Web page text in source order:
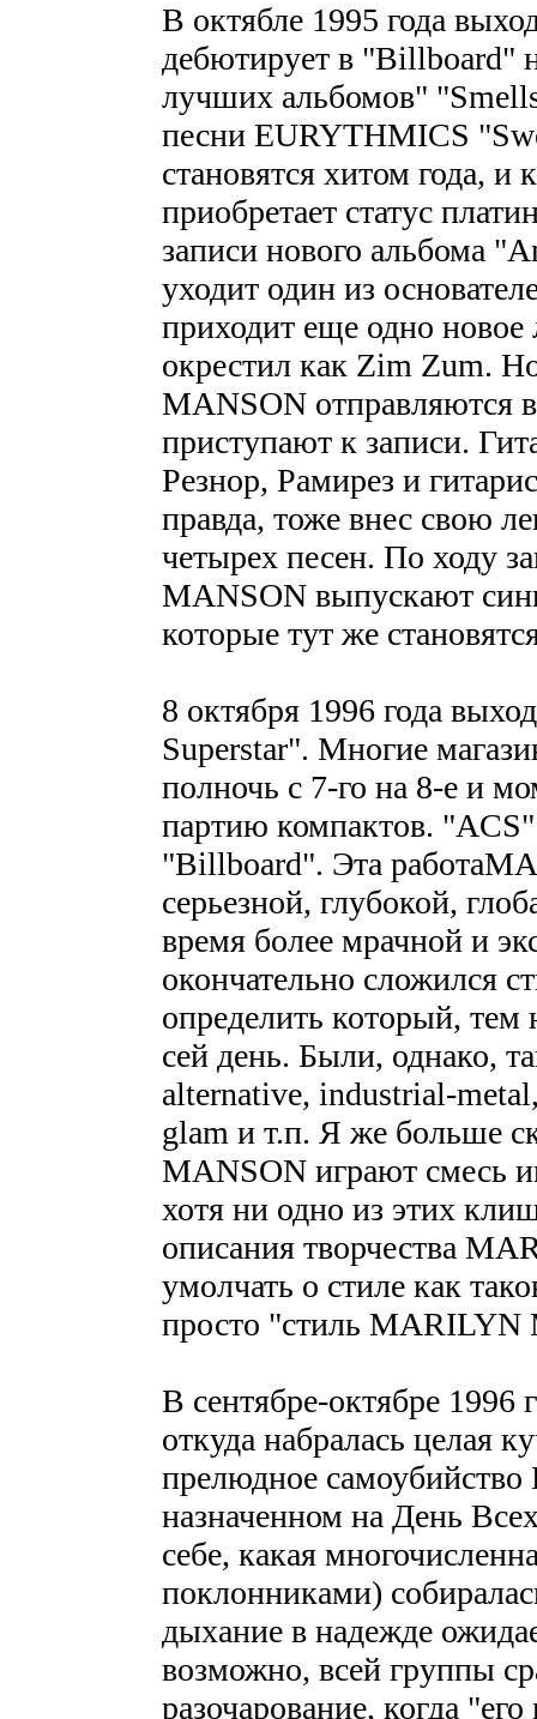
В октябле 1995 года
дебютирует в "Billboard"
лучших альбомов"
песни EURYTHMICS
становятся хитом года, и
приобретает статус
записи нового альбома
уходит один из
приходит еще одно новое
окрестил как Zim Zum.
MANSON отправляются
приступают к записи.
Резнор, Рамирез и
правда, тоже внес свою
четырех песен. По ходу
MANSON выпускают
которые тут же
8 октября 1996 года
Superstar". Многие
полночь с 7-го на 8-е и
партию компактов.
"Billboard". Эта
серьезной, глубокой,
время более мрачной и
окончательно сложился
определить который, тем
сей день. Были, однако,
alternative, industrial-
glam и т.п. Я же больше
MANSON играют смесь
хотя ни одно из этих
описания творчества
умолчать о стиле как
просто "стиль
В сентябре-октябре 1996
откуда набралась целая
прелюдное самоубийство
назначенном на День
себе, какая
поклонниками)
дыхание в надежде
возможно, всей группы
разочарование, когда